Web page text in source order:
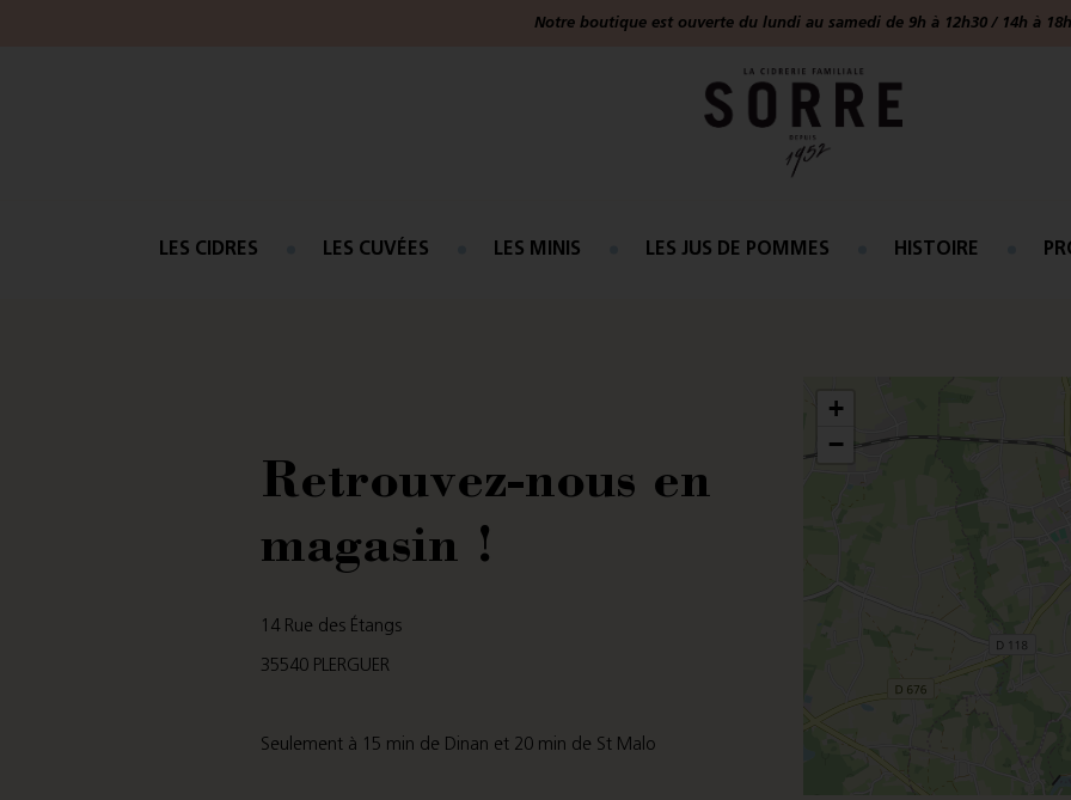
Notre boutique est ouverte du lundi au samedi de 9h à 12h30 / 14h à 18h
LES CIDRES LES CUVÉES LES MINIS LES JUS DE POMMES HISTOIRE
Retrouvez-nous en
magasin !
14 Rue des Étangs
35540 PLERGUER
Seulement à 15 min de Dinan et 20 min de St Malo
+
−